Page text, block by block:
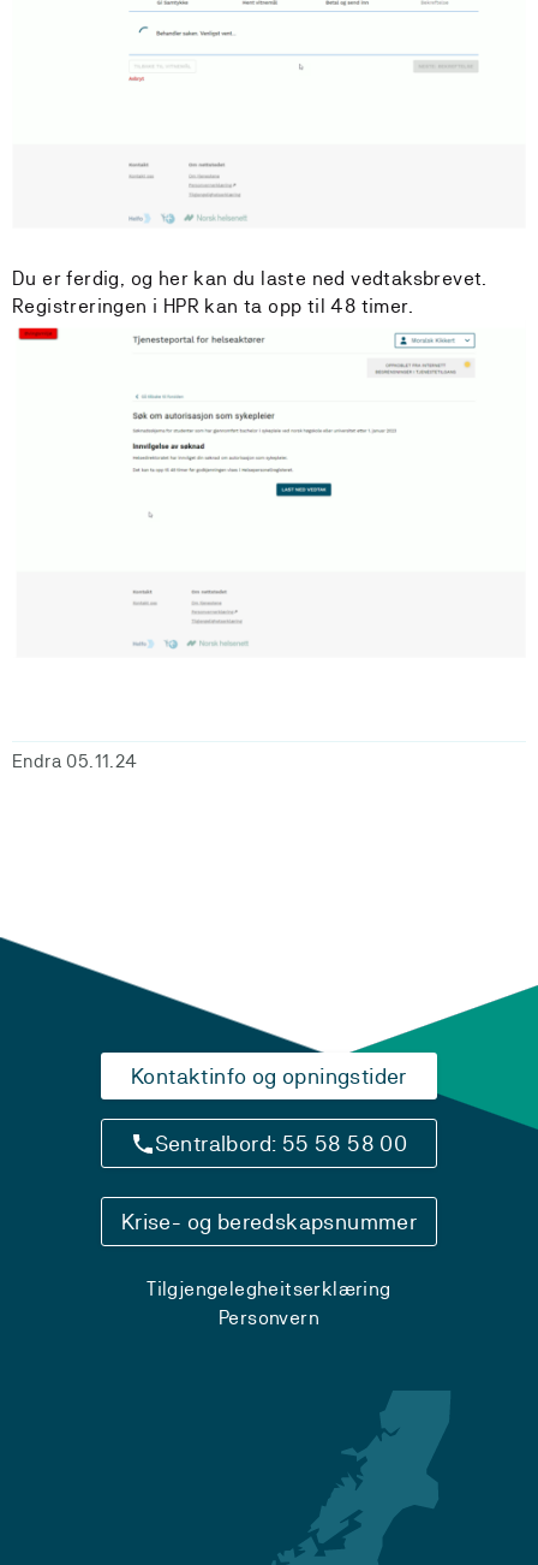
Du er ferdig, og her kan du laste ned vedtaksbrevet.
Registreringen i HPR kan ta opp til 48 timer.
Endra 05.11.24
Kontaktinfo og opningstider
Sentralbord: 55 58 58 00
Krise- og beredskapsnummer
Tilgjengelegheitserklæring
Personvern